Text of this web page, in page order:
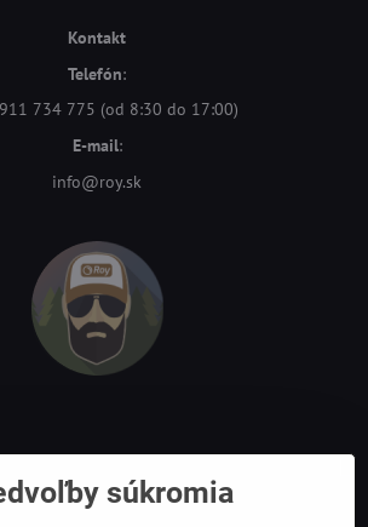
Kontakt
Telefón:
734 775 (od 8:30 do 17:00)
E-mail:
info@roy.sk
súkromia